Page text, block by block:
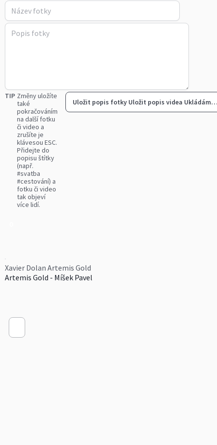
TIP Změny uložíte
také
pokračováním
na další fotku
či video a
zrušíte je
klávesou ESC.
Přidejte do
popisu štítky
(např.
#svatba
#cestování) a
fotku či video
tak objeví
více lidí.
Uložit popis fotky Uložit popis videa
Xavier Dolan Artemis Gold
Artemis Gold - Míšek Pavel